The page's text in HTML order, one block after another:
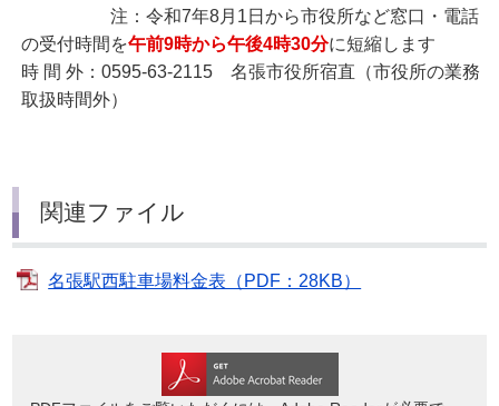
注：令和7年8月1日から市役所など窓口・電話
の受付時間を午前9時から午後4時30分に短縮します
時 間 外：0595-63-2115 名張市役所宿直（市役所の業務
取扱時間外）
関連ファイル
名張駅西駐車場料金表（PDF：28KB）